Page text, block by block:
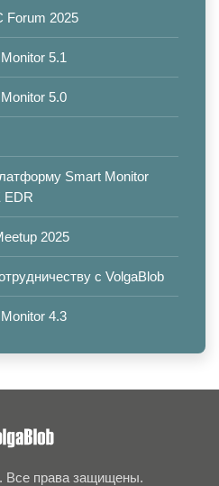
Forum 2025
5.1
5.0
Smart Monitor
EDR
2025
с VolgaBlob
4.3
Все права защищены.